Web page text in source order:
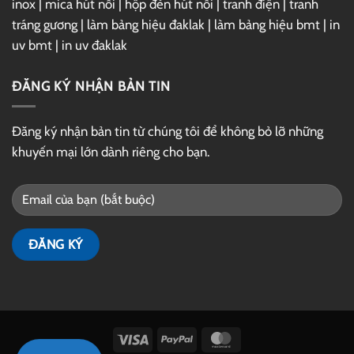
inox | mica hút nổi | hộp đèn hút nổi | tranh điện | tranh
tráng gương | làm bảng hiệu đaklak | làm bảng hiệu bmt | in
uv bmt | in uv đaklak
ĐĂNG KÝ NHẬN BẢN TIN
Đăng ký nhận bản tin từ chúng tôi để không bỏ lỡ những
khuyến mại lớn dành riêng cho bạn.
Visa PayPal